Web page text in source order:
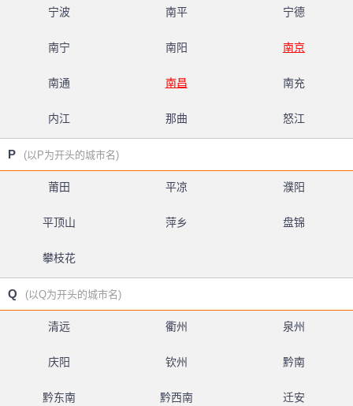
宁波 南平 宁德
南宁 南阳 南京
南通 南昌 南充
内江 那曲 怒江
P (以P为开头的城市名)
莆田 平凉 濮阳
平顶山 萍乡 盘锦
攀枝花
Q (以Q为开头的城市名)
清远 衢州 泉州
庆阳 钦州 黔南
黔东南 黔西南 迁安